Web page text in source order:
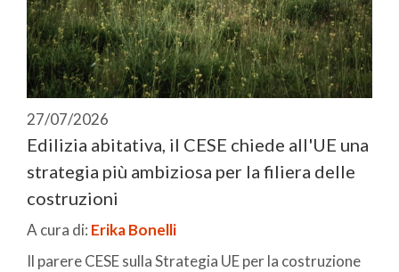
27/07/2026
Edilizia abitativa, il CESE chiede all'UE una
strategia più ambiziosa per la filiera delle
costruzioni
A cura di: Erika Bonelli
Il parere CESE sulla Strategia UE per la costruzione